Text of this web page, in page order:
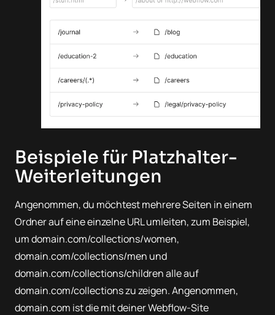
Beispiele für Platzhalter-
Weiterleitungen
Angenommen, du möchtest mehrere Seiten in einem
Ordner auf eine einzelne URL umleiten, zum Beispiel,
um domain.com/collections/women,
domain.com/collections/men und
domain.com/collections/children alle auf
domain.com/collections zu zeigen. Angenommen,
domain.com ist die mit deiner Webflow-Site